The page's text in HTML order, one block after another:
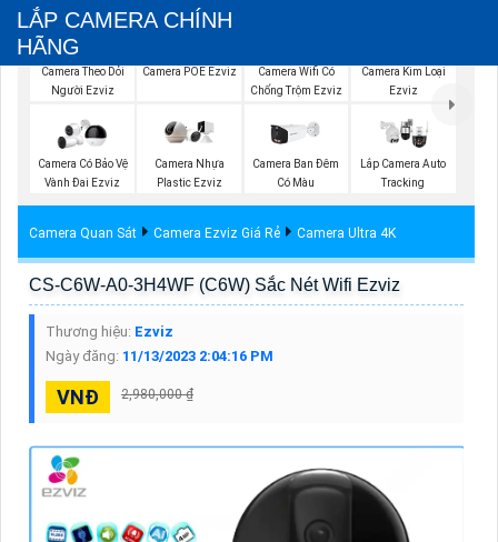
LẮP CAMERA CHÍNH
HÃNG
Camera Theo Dỏi
Người Ezviz
Camera POE Ezviz
Camera Wifi Có
Chống Trộm Ezviz
Camera Kim Loại
Ezviz
Camera Có Bảo Vệ
Vành Đai Ezviz
Camera Nhựa
Plastic Ezviz
Camera Ban Đêm
Có Màu
Lắp Camera Auto
Tracking
Camera Quan Sát Camera Ezviz Giá Rẻ Camera Ultra 4K
CS-C6W-A0-3H4WF (C6W) Sắc Nét Wifi Ezviz
Thương hiệu: Ezviz
Ngày đăng: 11/13/2023 2:04:16 PM
VNĐ 2,980,000 ₫